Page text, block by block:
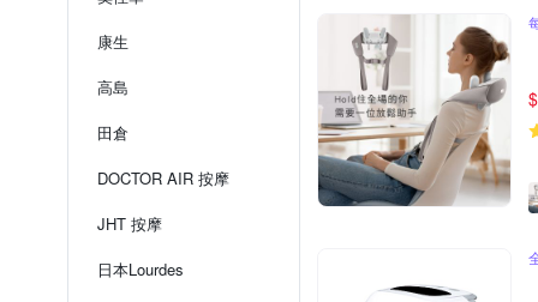
康生
高島
田倉
DOCTOR AIR 按摩
JHT 按摩
日本Lourdes
$